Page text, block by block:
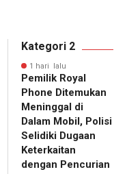
Kategori 2
1 hari lalu
Pemilik Royal
Phone Ditemukan
Meninggal di
Dalam Mobil, Polisi
Selidiki Dugaan
Keterkaitan
dengan Pencurian